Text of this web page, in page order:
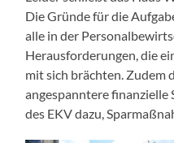
Die Gründe für die
alle in der
Herausforderungen, die
mit sich brächten. Zudem
angespanntere finanzielle
des EKV dazu,